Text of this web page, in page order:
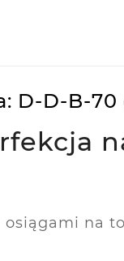
D-D-B-70
osiągami na